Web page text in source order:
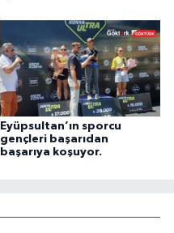
Eyüpsultan’ın sporcu
gençleri başarıdan
başarıya koşuyor.